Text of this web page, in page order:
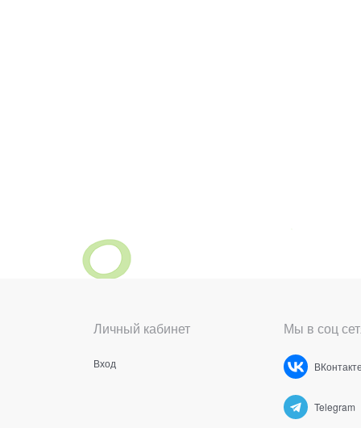
Личный кабинет
Вход
Мы в соц
Telegram